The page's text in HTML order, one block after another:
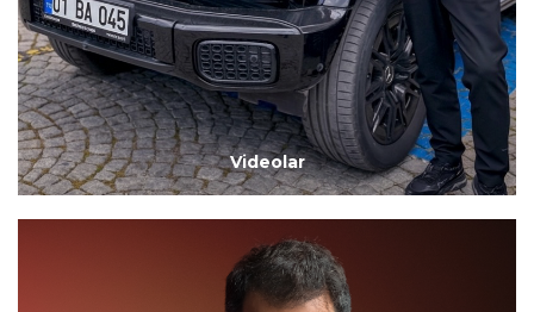
Videolar